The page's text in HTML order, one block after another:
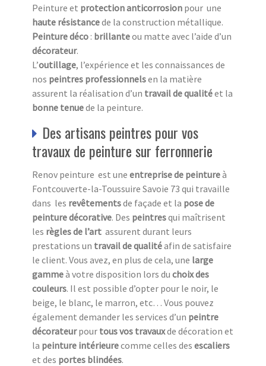
Peinture et protection anticorrosion pour une
haute résistancede la construction métallique.
Peinturedéco : brillanteou matte avec l’aide d’un
décorateur.
L’outillage, l’expérience et les connaissances de
nos peintres professionnelsen la matière
assurent la réalisation d’un travail de qualitéet la
bonne tenuede la peinture.
Des artisans peintres pour vos
travaux de peinture sur ferronnerie
Renov peinture est une entreprise de peintureà
Fontcouverte-la-Toussuire Savoie 73 qui travaille
dans les revêtementsde façade et la pose de
peinture décorative. Des peintresqui maîtrisent
les règles de l’art assurent durant leurs
prestations un travail de qualitéafin de satisfaire
le client. Vous avez, en plus de cela, une large
gammeà votre disposition lors du choix des
couleurs. Il est possible d’opter pour le noir, le
beige, le blanc, le marron, etc… Vous pouvez
également demander les services d’un peintre
décorateurpour tous vos travauxde décoration et
la peinture intérieurecomme celles des escaliers
et des portes blindées.